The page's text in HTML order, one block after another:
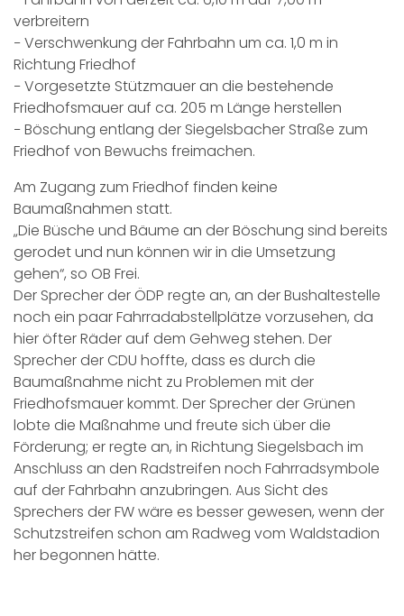
verbreitern
− Verschwenkung der Fahrbahn um ca. 1,0 m in
Richtung Friedhof
− Vorgesetzte Stützmauer an die bestehende
Friedhofsmauer auf ca. 205 m Länge herstellen
− Böschung entlang der Siegelsbacher Straße zum
Friedhof von Bewuchs freimachen.
Am Zugang zum Friedhof finden keine
Baumaßnahmen statt.
„Die Büsche und Bäume an der Böschung sind bereits
gerodet und nun können wir in die Umsetzung
gehen“, so OB Frei.
Der Sprecher der ÖDP regte an, an der Bushaltestelle
noch ein paar Fahrradabstellplätze vorzusehen, da
hier öfter Räder auf dem Gehweg stehen. Der
Sprecher der CDU hoffte, dass es durch die
Baumaßnahme nicht zu Problemen mit der
Friedhofsmauer kommt. Der Sprecher der Grünen
lobte die Maßnahme und freute sich über die
Förderung; er regte an, in Richtung Siegelsbach im
Anschluss an den Radstreifen noch Fahrradsymbole
auf der Fahrbahn anzubringen. Aus Sicht des
Sprechers der FW wäre es besser gewesen, wenn der
Schutzstreifen schon am Radweg vom Waldstadion
her begonnen hätte.